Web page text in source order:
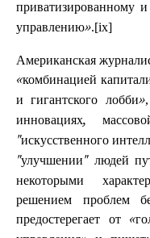
приватизированному
управлению».[ix]
Американская
«комбинацией
и гигантского лобби»
инновациях,
"искусственного
"улучшении"людей
некоторыми
решением проблем
предостерегает от